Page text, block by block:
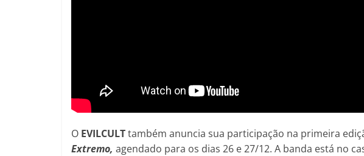
O EVILCULTtambém anuncia sua participação na primeira
Extremo, agendado para os dias 26 e 27/12. A banda está no